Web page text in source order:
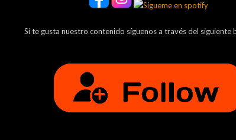
Sí te gusta nuestro contenido síguenos a través del siguiente